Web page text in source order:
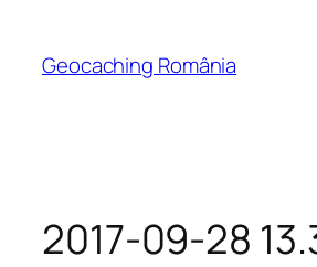
content
Geocaching România
2017-09-28